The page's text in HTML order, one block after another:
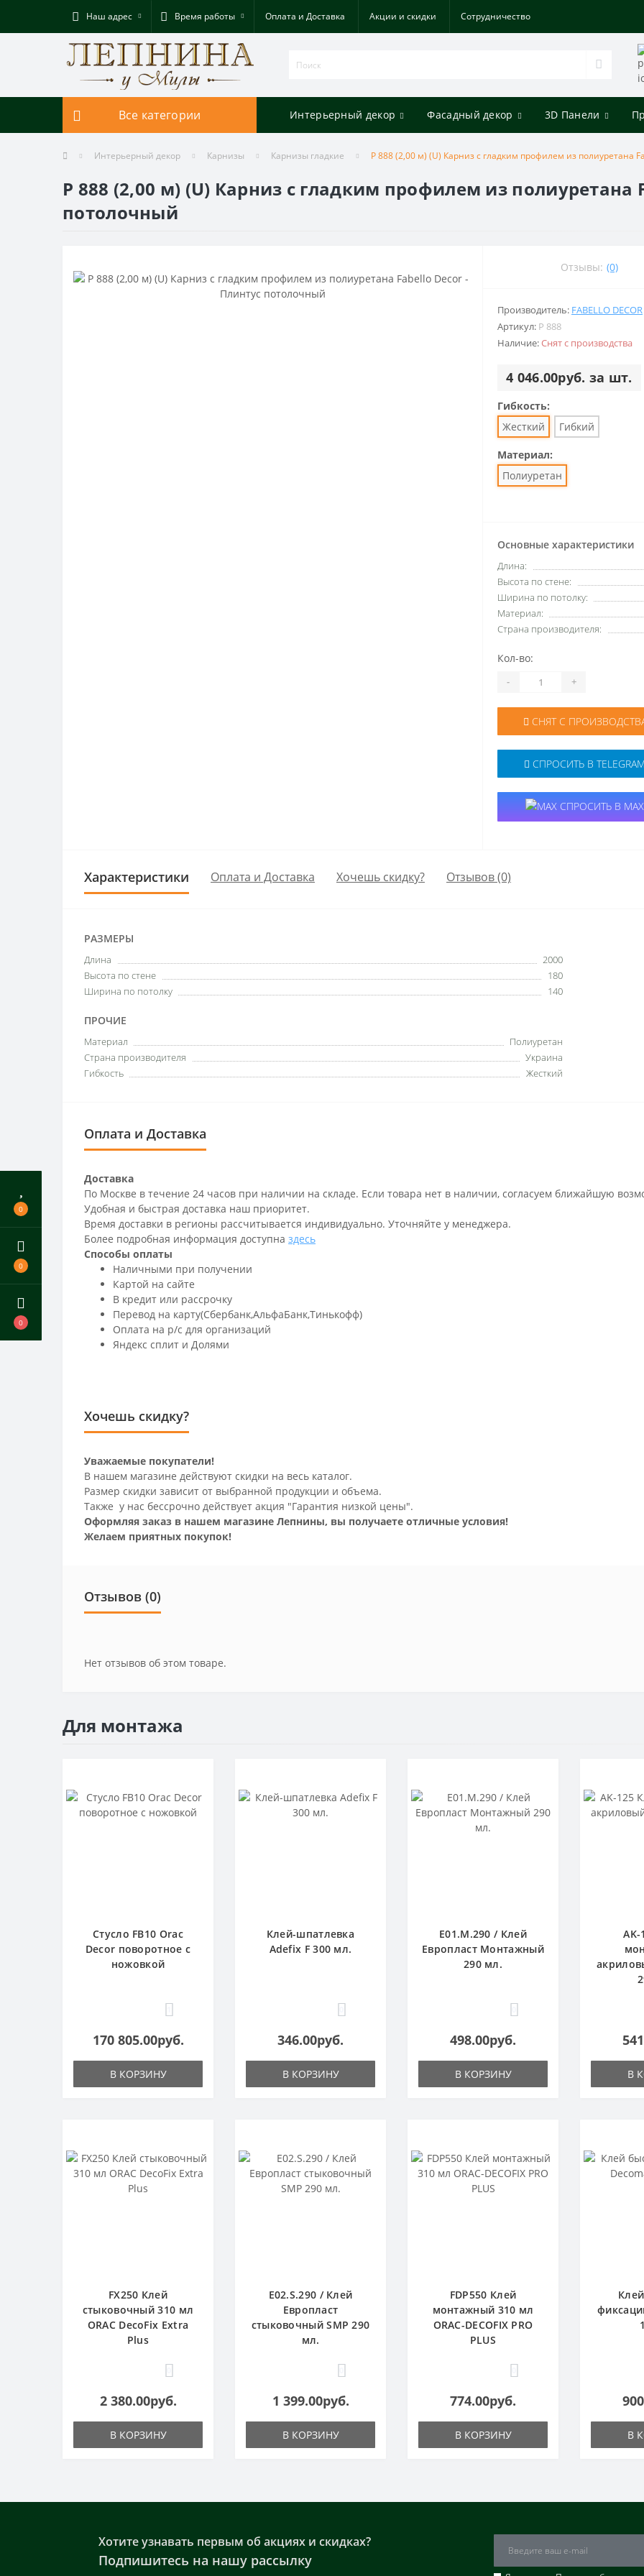
0
0
0
Наш адрес Время работы Оплата и Доставка Акции и скидки Cотрудничество
Все категории Интерьерный декор Фасадный декор 3D Панели
Интерьерный декор Карнизы Карнизы гладкие P 888 (2,00 м) (U) Карниз с гладким профилем из полиуретана
P 888 (2,00 м) (U) Карниз с гладким профилем из полиуретана
потолочный
Отзывы: (0)
Производитель: FABELLO DECOR
Артикул: P 888
Наличие:Снят с производства
4 046.00руб. за шт.
Гибкость:
Жесткий
Гибкий
Материал:
Полиуретан
Основные характеристики
Длина:
Высота по стене:
Ширина по потолку:
Материал:
Страна производителя:
Кол-во:
- +
СНЯТ С
СПРОСИТЬ В TELEGRAM
СПРОСИТЬ В MAX
Характеристики Оплата и Доставка Хочешь скидку? Отзывов (0)
РАЗМЕРЫ
Длина
2000
Высота по стене
180
Ширина по потолку
140
ПРОЧИЕ
Материал
Полиуретан
Страна производителя
Украина
Гибкость
Жесткий
Оплата и Доставка
Доставка
По Москве в течение 24 часов при наличии на складе. Если товара нет в наличии, согласуем ближайшую
Удобная и быстрая доставка наш приоритет.
Время доставки в регионы рассчитывается индивидуально. Уточняйте у менеджера.
Более подробная информация доступна здесь
Способы оплаты
Наличными при получении
Картой на сайте
В кредит или рассрочку
Перевод на карту(Сбербанк,АльфаБанк,Тинькофф)
Оплата на р/c для организаций
Яндекс сплит и Долями
Хочешь скидку?
Уважаемые покупатели!
В нашем магазине действуют скидки на весь каталог.
Размер скидки зависит от выбранной продукции и объема.
Также у нас бессрочно действует акция "Гарантия низкой цены".
Оформляя заказ в нашем магазине Лепнины, вы получаете отличные условия!
Желаем приятных покупок!
Отзывов (0)
Нет отзывов об этом товаре.
Для монтажа
Стусло FB10 Orac
Decor поворотное с
ножовкой
170 805.00руб.
В КОРЗИНУ
Клей-шпатлевка
Adefix F 300 мл.
346.00руб.
В КОРЗИНУ
E01.M.290 / Клей
Европласт Монтажный
290 мл.
498.00руб.
В КОРЗИНУ В
FX250 Клей
стыковочный 310 мл
ORAC DecoFix Extra
Plus
2 380.00руб.
В КОРЗИНУ
E02.S.290 / Клей
Европласт
стыковочный SMP 290
мл.
1 399.00руб.
В КОРЗИНУ
FDP550 Клей
монтажный 310 мл
ORAC-DECOFIX PRO
PLUS
774.00руб.
В КОРЗИНУ В
Хотите узнавать первым об акциях и скидках?
Подпишитесь на нашу рассылку